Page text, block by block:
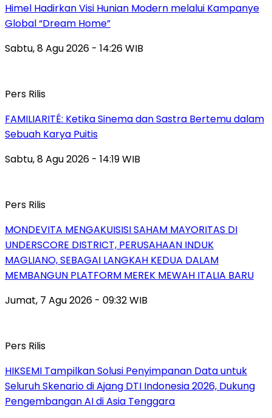
Himel Hadirkan Visi Hunian Modern melalui Kampanye
Global “Dream Home”
Sabtu, 8 Agu 2026 - 14:26 WIB
Pers Rilis
FAMILIARITÉ: Ketika Sinema dan Sastra Bertemu dalam
Sebuah Karya Puitis
Sabtu, 8 Agu 2026 - 14:19 WIB
Pers Rilis
MONDEVITA MENGAKUISISI SAHAM MAYORITAS DI
UNDERSCORE DISTRICT, PERUSAHAAN INDUK
MAGLIANO, SEBAGAI LANGKAH KEDUA DALAM
MEMBANGUN PLATFORM MEREK MEWAH ITALIA BARU
Jumat, 7 Agu 2026 - 09:32 WIB
Pers Rilis
HIKSEMI Tampilkan Solusi Penyimpanan Data untuk
Seluruh Skenario di Ajang DTI Indonesia 2026, Dukung
Pengembangan AI di Asia Tenggara